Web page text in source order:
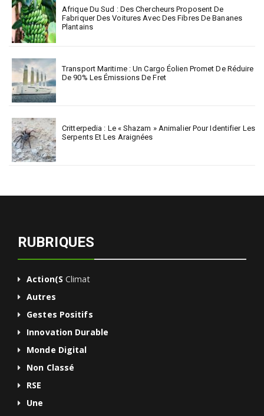
Afrique Du Sud : Des Chercheurs Proposent De
Fabriquer Des Voitures Avec Des Fibres De Bananes
Plantains
Transport Maritime : Un Cargo Éolien Promet De Réduire
De 90% Les Émissions De Fret
Critterpedia : Le « Shazam » Animalier Pour Identifier Les
Serpents Et Les Araignées
RUBRIQUES
Action(s Climat
Autres
Gestes Positifs
Innovation Durable
Monde Digital
Non Classé
RSE
Une